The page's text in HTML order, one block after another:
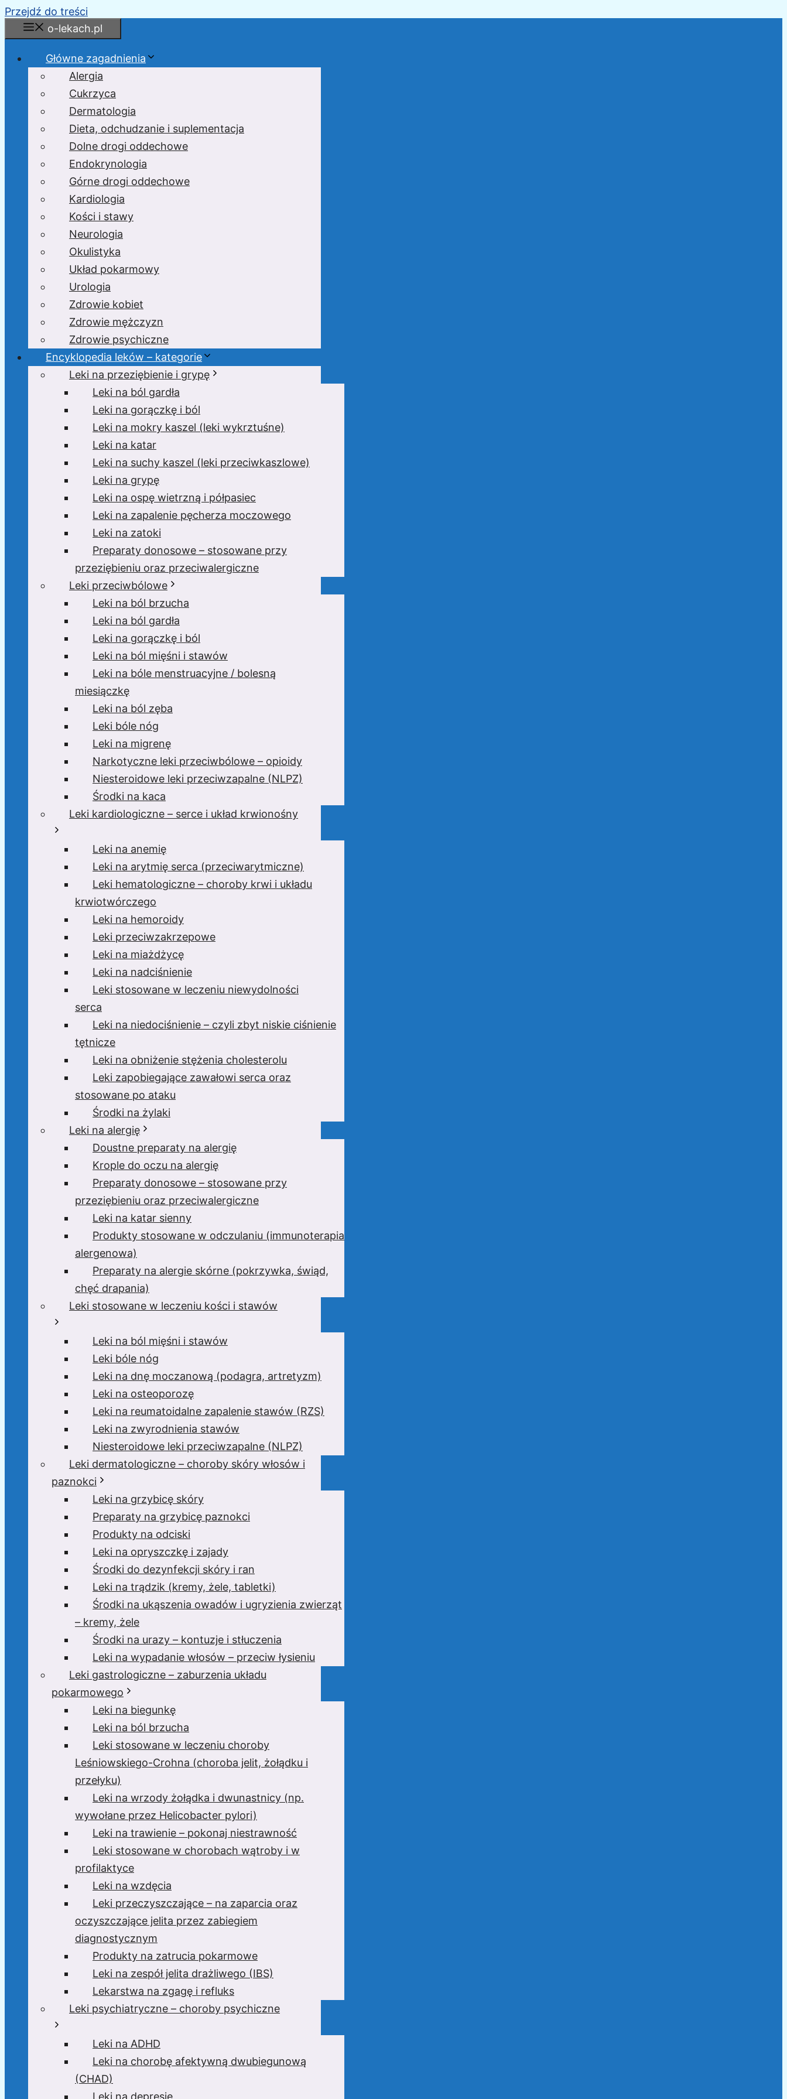
Przejdź do treści
o-lekach.pl
Główne zagadnienia
Alergia
Cukrzyca
Dermatologia
Dieta, odchudzanie i suplementacja
Dolne drogi oddechowe
Endokrynologia
Górne drogi oddechowe
Kardiologia
Kości i stawy
Neurologia
Okulistyka
Układ pokarmowy
Urologia
Zdrowie kobiet
Zdrowie mężczyzn
Zdrowie psychiczne
Encyklopedia leków – kategorie
Leki na przeziębienie i grypę
Leki na ból gardła
Leki na gorączkę i ból
Leki na mokry kaszel (leki wykrztuśne)
Leki na katar
Leki na suchy kaszel (leki przeciwkaszlowe)
Leki na grypę
Leki na ospę wietrzną i półpasiec
Leki na zapalenie pęcherza moczowego
Leki na zatoki
Preparaty donosowe – stosowane przy
przeziębieniu oraz przeciwalergiczne
Leki przeciwbólowe
Leki na ból brzucha
Leki na ból gardła
Leki na gorączkę i ból
Leki na ból mięśni i stawów
Leki na bóle menstruacyjne / bolesną
miesiączkę
Leki na ból zęba
Leki bóle nóg
Leki na migrenę
Narkotyczne leki przeciwbólowe – opioidy
Niesteroidowe leki przeciwzapalne (NLPZ)
Środki na kaca
Leki kardiologiczne – serce i układ krwionośny
Leki na anemię
Leki na arytmię serca (przeciwarytmiczne)
Leki hematologiczne – choroby krwi i układu
krwiotwórczego
Leki na hemoroidy
Leki przeciwzakrzepowe
Leki na miażdżycę
Leki na nadciśnienie
Leki stosowane w leczeniu niewydolności
serca
Leki na niedociśnienie – czyli zbyt niskie ciśnienie
tętnicze
Leki na obniżenie stężenia cholesterolu
Leki zapobiegające zawałowi serca oraz
stosowane po ataku
Środki na żylaki
Leki na alergię
Doustne preparaty na alergię
Krople do oczu na alergię
Preparaty donosowe – stosowane przy
przeziębieniu oraz przeciwalergiczne
Leki na katar sienny
Produkty stosowane w odczulaniu (immunoterapia
alergenowa)
Preparaty na alergie skórne (pokrzywka, świąd,
chęć drapania)
Leki stosowane w leczeniu kości i stawów
Leki na ból mięśni i stawów
Leki bóle nóg
Leki na dnę moczanową (podagra, artretyzm)
Leki na osteoporozę
Leki na reumatoidalne zapalenie stawów (RZS)
Leki na zwyrodnienia stawów
Niesteroidowe leki przeciwzapalne (NLPZ)
Leki dermatologiczne – choroby skóry włosów i
paznokci
Leki na grzybicę skóry
Preparaty na grzybicę paznokci
Produkty na odciski
Leki na opryszczkę i zajady
Środki do dezynfekcji skóry i ran
Leki na trądzik (kremy, żele, tabletki)
Środki na ukąszenia owadów i ugryzienia zwierząt
– kremy, żele
Środki na urazy – kontuzje i stłuczenia
Leki na wypadanie włosów – przeciw łysieniu
Leki gastrologiczne – zaburzenia układu
pokarmowego
Leki na biegunkę
Leki na ból brzucha
Leki stosowane w leczeniu choroby
Leśniowskiego-Crohna (choroba jelit, żołądku i
przełyku)
Leki na wrzody żołądka i dwunastnicy (np.
wywołane przez Helicobacter pylori)
Leki na trawienie – pokonaj niestrawność
Leki stosowane w chorobach wątroby i w
profilaktyce
Leki na wzdęcia
Leki przeczyszczające – na zaparcia oraz
oczyszczające jelita przez zabiegiem
diagnostycznym
Produkty na zatrucia pokarmowe
Leki na zespół jelita drażliwego (IBS)
Lekarstwa na zgagę i refluks
Leki psychiatryczne – choroby psychiczne
Leki na ADHD
Leki na chorobę afektywną dwubiegunową
(CHAD)
Leki na depresję